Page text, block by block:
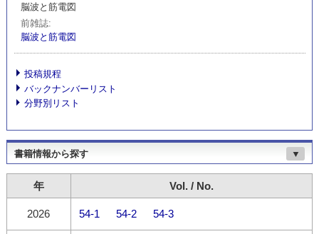
脳波と筋電図
前雑誌
脳波と筋電図
投稿規程
バックナンバーリスト
分野別リスト
書籍情報から探す ▼
年 Vol. / No.
2026 54-1 54-2 54-3